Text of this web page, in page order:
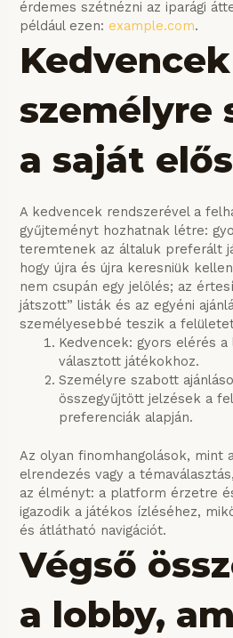
érdemes szétnézni az iparági
például ezen: example.com.
személyre
a saját
A kedvencek rendszerével a
gyűjteményt hozhatnak létre:
teremtenek az általuk preferált
hogy újra és újra keresniük
nem csupán egy jelölés; az
játszott” listák és az egyéni
személyesebbé teszik a
Kedvencek: gyors elérés a
választott játékokhoz.
Személyre szabott
összegyűjtött jelzések a
preferenciák alapján.
Az olyan finomhangolások, mint
elrendezés vagy a
az élményt: a platform érzetre
igazodik a játékos ízléséhez,
és átlátható navigációt.
Végső
a lobby,